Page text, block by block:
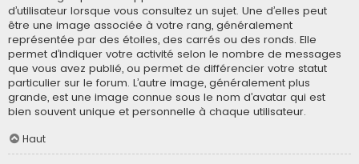
d’utilisateur lorsque vous consultez un sujet. Une d’elles peut
être une image associée à votre rang, généralement
représentée par des étoiles, des carrés ou des ronds. Elle
permet d’indiquer votre activité selon le nombre de messages
que vous avez publié, ou permet de différencier votre statut
particulier sur le forum. L’autre image, généralement plus
grande, est une image connue sous le nom d’avatar qui est
bien souvent unique et personnelle à chaque utilisateur.
Haut